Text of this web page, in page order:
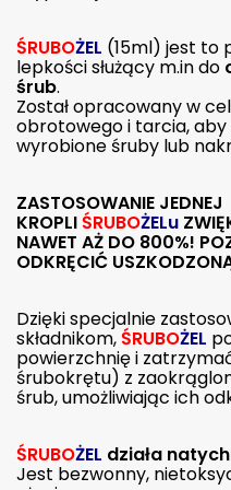
ŚRUBOŻEL (15ml) jest to
lepkości służący m.in do
śrub.
Został opracowany w
obrotowego i tarcia,
wyrobione śruby lub
ZASTOSOWANIE JEDNEJ
KROPLIŚRUBOŻELu
NAWET AŻ DO 800%!
ODKRĘCIĆ
Dzięki specjalnie
składnikom,ŚRUBOŻEL
powierzchnię i
śrubokrętu) z
śrub, umożliwiając ich
ŚRUBOŻEL działa
Jest bezwonny,